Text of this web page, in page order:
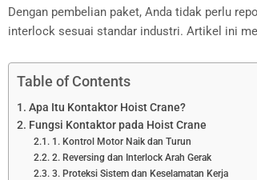
Dengan pembelian paket, Anda tidak perlu
interlock sesuai standar industri. Artikel ini
Table of Contents
Apa Itu Kontaktor Hoist Crane?
Fungsi Kontaktor pada Hoist Crane
1. Kontrol Motor Naik dan Turun
2. Reversing dan Interlock Arah Gerak
3. Proteksi Sistem dan Keselamatan Kerja